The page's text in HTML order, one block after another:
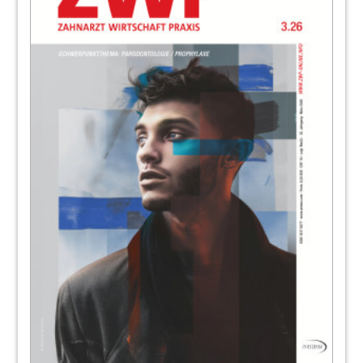
Schilddrüsenerkrankungen: Die richtige
Einstellung machts (Teil 5)
NSK Europe GmbH
Beste Bildqualität – nicht nur in der
präimplantologischen Diagnostik
Dr. Aneta Pecanov-Schröder
Intraorales Röntgen: Gewinn an Qualität
und Workflow-Effizienz
Ann-Katrin Baartz
Kostenersparnis durch SAFEWATER
Hygiene-Technologie-Konzept
Farina Heilen